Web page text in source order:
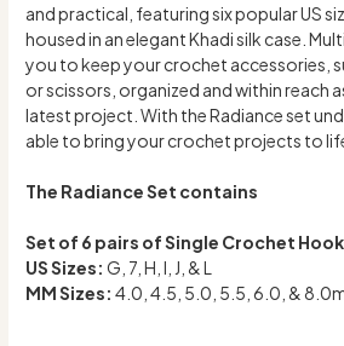
and practical, featuring six popular US
housed in an elegant Khadi silk case.
you to keep your crochet accessories,
or scissors, organized and within reach
latest project. With the Radiance set
able to bring your crochet projects to
The Radiance Set contains
Set of 6 pairs of Single Crochet
US Sizes: G, 7, H, I, J, & L
MM Sizes: 4.0, 4.5, 5.0, 5.5, 6.0, &